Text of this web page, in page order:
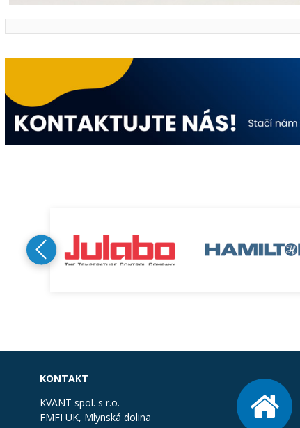
KONTAKT
KVANT spol. s r.o.
FMFI UK, Mlynská dolina